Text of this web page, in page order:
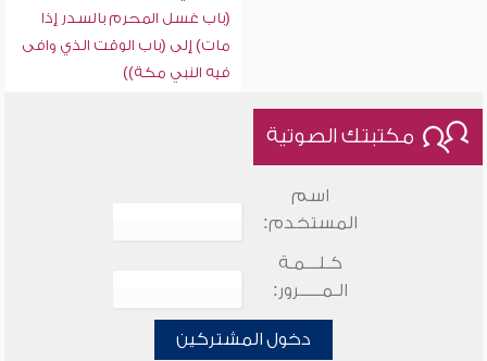
(باب غسل المحرم بالسدر إذا
مات) إلى (باب الوقت الذي وافى
فيه النبي مكة))
مكتبتك الصوتية
اسم
المستخدم:
كـلـــمـة
الـمـــــرور:
دخول المشتركين